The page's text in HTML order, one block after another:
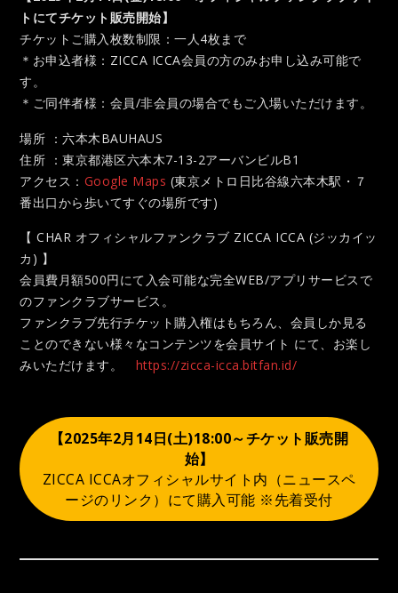
トにてチケット販売開始】
チケットご購入枚数制限：一人4枚まで
＊お申込者様：ZICCA ICCA会員の方のみお申し込み可能で
す。
＊ご同伴者様：会員/非会員の場合でもご入場いただけます。
場所 ：六本木BAUHAUS
住所 ：東京都港区六本木7-13-2アーバンビルB1
アクセス： Google Maps (東京メトロ日比谷線六本木駅・７
番出口から歩いてすぐの場所です)
【 CHAR オフィシャルファンクラブ ZICCA ICCA (ジッカイッ
カ) 】
会員費月額500円にて入会可能な完全WEB/アプリサービスで
のファンクラブサービス。
ファンクラブ先行チケット購入権はもちろん、会員しか見る
ことのできない様々なコンテンツを会員サイト にて、お楽し
みいただけます。 https://zicca-icca.bitfan.id/
【2025年2月14日(土)18:00～チケット販売開
始】
ZICCA ICCAオフィシャルサイト内（ニュースペ
ージのリンク）にて購入可能 ※先着受付